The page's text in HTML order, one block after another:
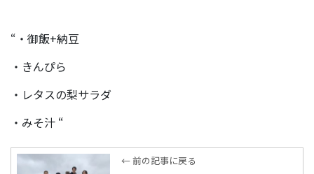
“・御飯+納豆
・きんぴら
・レタスの梨サラダ
・みそ汁 “
← 前の記事に戻る